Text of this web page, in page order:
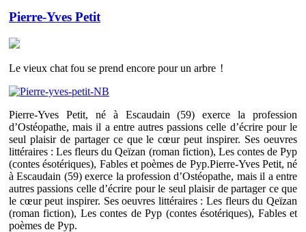
Pierre-Yves Petit
Le vieux chat fou se prend encore pour un arbre !
Pierre-Yves Petit, né à Escaudain (59) exerce la profession
d’Ostéopathe, mais il a entre autres passions celle d’écrire pour le
seul plaisir de partager ce que le cœur peut inspirer. Ses oeuvres
littéraires : Les fleurs du Qeïzan (roman fiction), Les contes de Pyp
(contes ésotériques), Fables et poèmes de Pyp.Pierre-Yves Petit, né
à Escaudain (59) exerce la profession d’Ostéopathe, mais il a entre
autres passions celle d’écrire pour le seul plaisir de partager ce que
le cœur peut inspirer. Ses oeuvres littéraires : Les fleurs du Qeïzan
(roman fiction), Les contes de Pyp (contes ésotériques), Fables et
poèmes de Pyp.